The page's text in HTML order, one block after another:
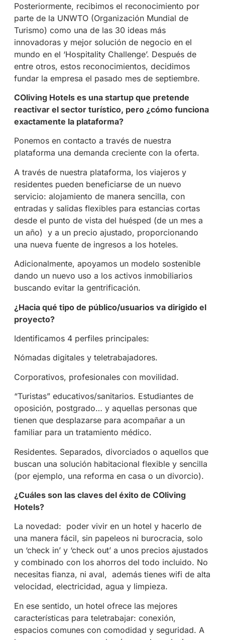
Posteriormente, recibimos el reconocimiento por
parte de la UNWTO (Organización Mundial de
Turismo) como una de las 30 ideas más
innovadoras y mejor solución de negocio en el
mundo en el ‘Hospitality Challenge’. Después de
entre otros, estos reconocimientos, decidimos
fundar la empresa el pasado mes de septiembre.
COliving Hotels es una startup que pretende
reactivar el sector turístico, pero ¿cómo funciona
exactamente la plataforma?
Ponemos en contacto a través de nuestra
plataforma una demanda creciente con la oferta.
A través de nuestra plataforma, los viajeros y
residentes pueden beneficiarse de un nuevo
servicio: alojamiento de manera sencilla, con
entradas y salidas flexibles para estancias cortas
desde el punto de vista del huésped (de un mes a
un año) y a un precio ajustado, proporcionando
una nueva fuente de ingresos a los hoteles.
Adicionalmente, apoyamos un modelo sostenible
dando un nuevo uso a los activos inmobiliarios
buscando evitar la gentrificación.
¿Hacia qué tipo de público/usuarios va dirigido el
proyecto?
Identificamos 4 perfiles principales:
Nómadas digitales y teletrabajadores.
Corporativos, profesionales con movilidad.
“Turistas” educativos/sanitarios. Estudiantes de
oposición, postgrado… y aquellas personas que
tienen que desplazarse para acompañar a un
familiar para un tratamiento médico.
Residentes. Separados, divorciados o aquellos que
buscan una solución habitacional flexible y sencilla
(por ejemplo, una reforma en casa o un divorcio).
¿Cuáles son las claves del éxito de COliving
Hotels?
La novedad: poder vivir en un hotel y hacerlo de
una manera fácil, sin papeleos ni burocracia, solo
un ‘check in’ y ‘check out’ a unos precios ajustados
y combinado con los ahorros del todo incluido. No
necesitas fianza, ni aval, además tienes wifi de alta
velocidad, electricidad, agua y limpieza.
En ese sentido, un hotel ofrece las mejores
características para teletrabajar: conexión,
espacios comunes con comodidad y seguridad. A